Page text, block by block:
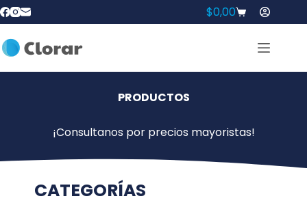
$0,00
PRODUCTOS
¡Consultanos por precios mayoristas!
CATEGORÍAS